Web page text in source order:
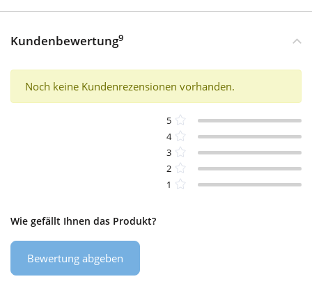
Kundenbewertung9
Noch keine Kundenrezensionen vorhanden.
5
4
3
2
1
Wie gefällt Ihnen das Produkt?
Bewertung abgeben